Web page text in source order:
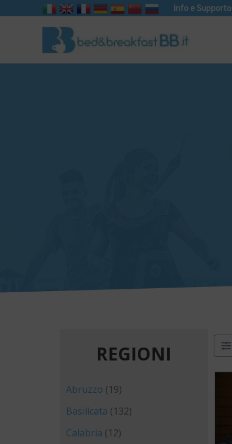
info e Supporto
REGIONI
Abruzzo (19)
Basilicata (132)
Calabria (12)